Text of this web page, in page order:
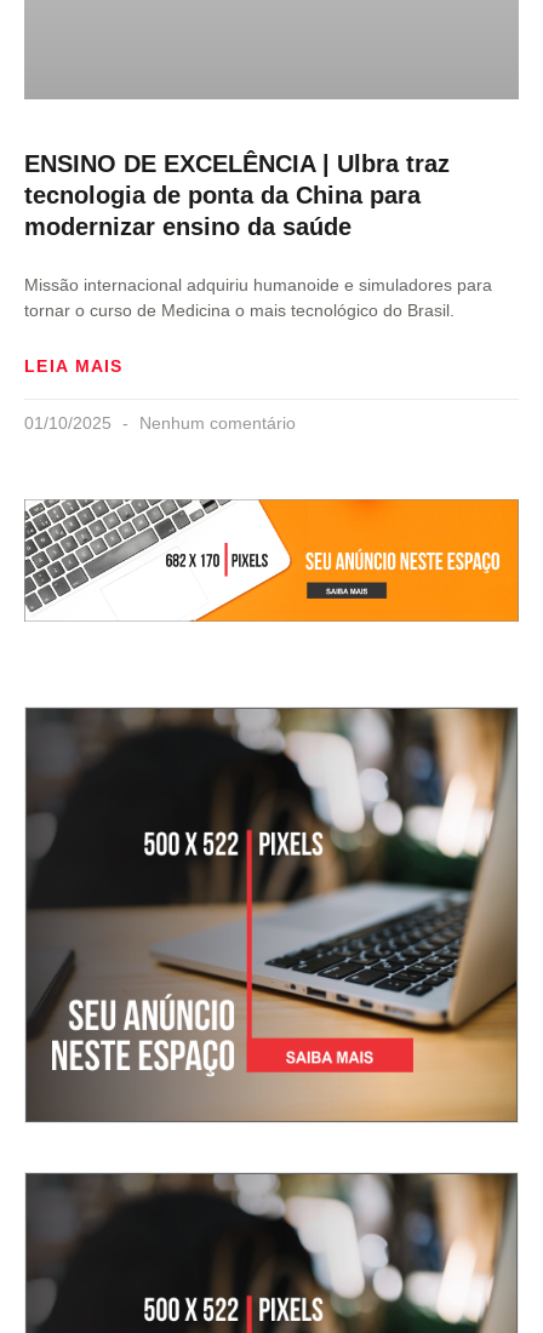
ENSINO DE EXCELÊNCIA | Ulbra traz
tecnologia de ponta da China para
modernizar ensino da saúde
Missão internacional adquiriu humanoide e simuladores para
tornar o curso de Medicina o mais tecnológico do Brasil.
LEIA MAIS
01/10/2025 Nenhum comentário